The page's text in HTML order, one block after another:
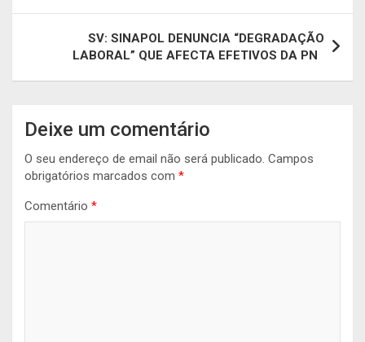
artigos
SV: SINAPOL DENUNCIA “DEGRADAÇÃO
LABORAL” QUE AFECTA EFETIVOS DA PN
Deixe um comentário
O seu endereço de email não será publicado. Campos
obrigatórios marcados com *
Comentário *